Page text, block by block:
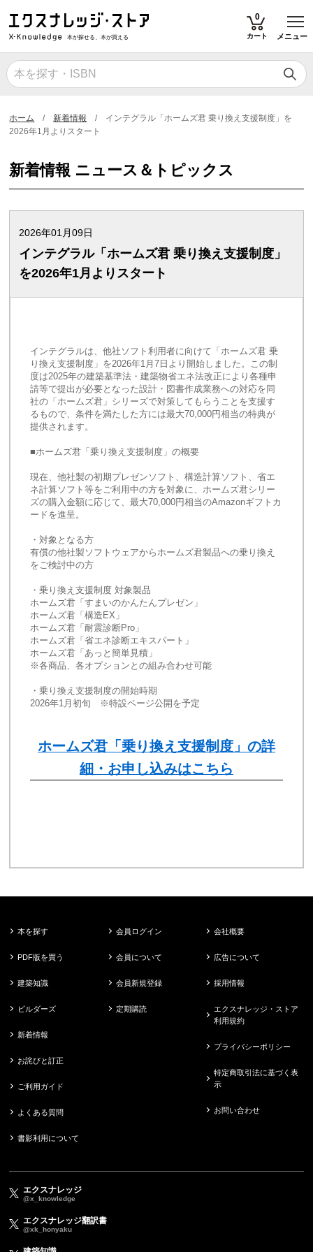
本が探せる、本が買える
0
カート メニュー
ホーム 新着情報
インテグラル「ホームズ君 乗り換え支援制度」を
2026年1月よりスタート
新着情報 ニュース＆トピックス
2026年01月09日
インテグラル「ホームズ君 乗り換え支援制度」
を2026年1月よりスタート
インテグラルは、他社ソフト利用者に向けて「ホームズ君 乗
り換え支援制度」を2026年1月7日より開始しました。この制
度は2025年の建築基準法・建築物省エネ法改正により各種申
請等で提出が必要となった設計・図書作成業務への対応を同
社の「ホームズ君」シリーズで対策してもらうことを支援す
るもので、条件を満たした方には最大70,000円相当の特典が
提供されます。
■ホームズ君「乗り換え支援制度」の概要
現在、他社製の初期プレゼンソフト、構造計算ソフト、省エ
ネ計算ソフト等をご利用中の方を対象に、ホームズ君シリー
ズの購入金額に応じて、最大70,000円相当のAmazonギフトカ
ードを進呈。
・対象となる方
有償の他社製ソフトウェアからホームズ君製品への乗り換え
をご検討中の方
・乗り換え支援制度 対象製品
ホームズ君「すまいのかんたんプレゼン」
ホームズ君「構造EX」
ホームズ君「耐震診断Pro」
ホームズ君「省エネ診断エキスパート」
ホームズ君「あっと簡単見積」
※各商品、各オプションとの組み合わせ可能
・乗り換え支援制度の開始時期
2026年1月初旬　※特設ページ公開を予定
ホームズ君「乗り換え支援制度」の詳
細・お申し込みはこちら
本を探す
PDF版を買う
建築知識
ビルダーズ
新着情報
お詫びと訂正
ご利用ガイド
よくある質問
書影利用について
会員ログイン
会員について
会員新規登録
定期購読
会社概要
広告について
採用情報
エクスナレッジ・ストア
利用規約
プライバシーポリシー
特定商取引法に基づく表
示
お問い合わせ
エクスナレッジ
@x_knowledge
エクスナレッジ翻訳書
@xk_honyaku